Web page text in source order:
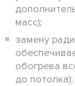
масс);
замену
обогрева
до потолка);